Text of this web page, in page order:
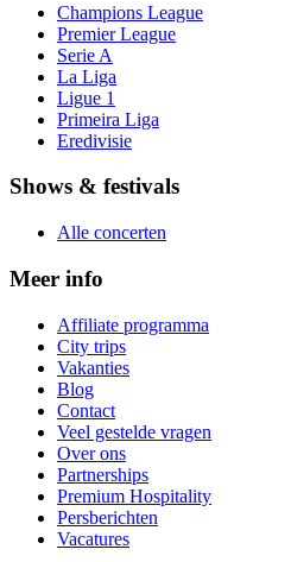
Champions League
Premier League
Serie A
La Liga
Ligue 1
Primeira Liga
Eredivisie
Shows & festivals
Alle concerten
Meer info
Affiliate programma
City trips
Vakanties
Blog
Contact
Veel gestelde vragen
Over ons
Partnerships
Premium Hospitality
Persberichten
Vacatures